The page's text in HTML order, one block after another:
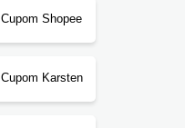
Cupom Shopee
Cupom Karsten